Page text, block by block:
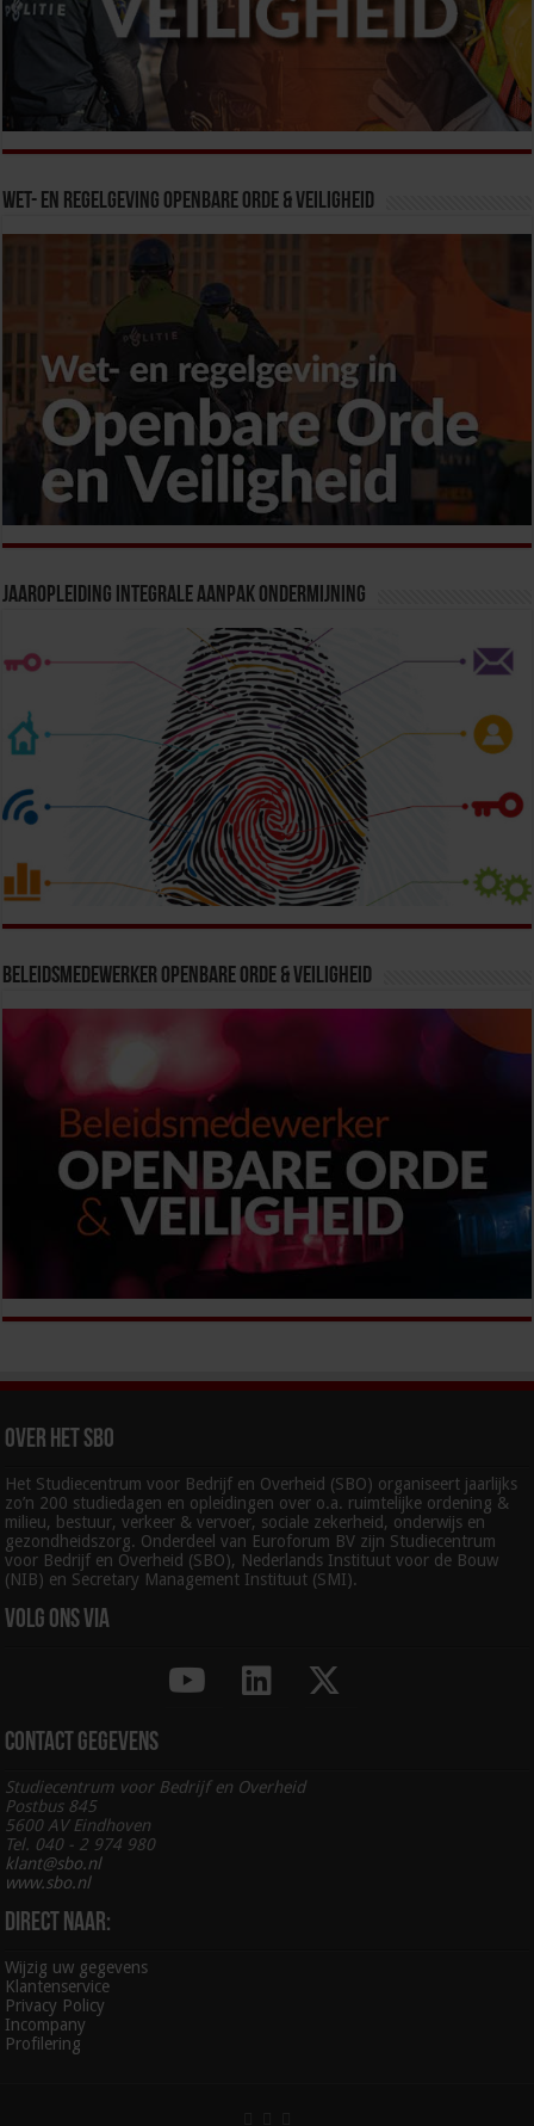
Wet- en Regelgeving Openbare Orde & Veiligheid
Jaaropleiding Integrale Aanpak Ondermijning
Beleidsmedewerker Openbare Orde & Veiligheid
Over het SBO
Het Studiecentrum voor Bedrijf en Overheid (SBO) organiseert jaarlijks
zo’n 200 studiedagen en opleidingen over o.a. ruimtelijke ordening &
milieu, bestuur, verkeer & vervoer, sociale zekerheid, onderwijs en
gezondheidszorg. Onderdeel van Euroforum BV zijn Studiecentrum
voor Bedrijf en Overheid (SBO), Nederlands Instituut voor de Bouw
(NIB) en Secretary Management Instituut (SMI).
Volg ons via
Contact gegevens
Studiecentrum voor Bedrijf en Overheid
Postbus 845
5600 AV Eindhoven
Tel. 040 - 2 974 980
klant@sbo.nl
www.sbo.nl
Direct naar:
Wijzig uw gegevens
Klantenservice
Privacy Policy
Incompany
Profilering